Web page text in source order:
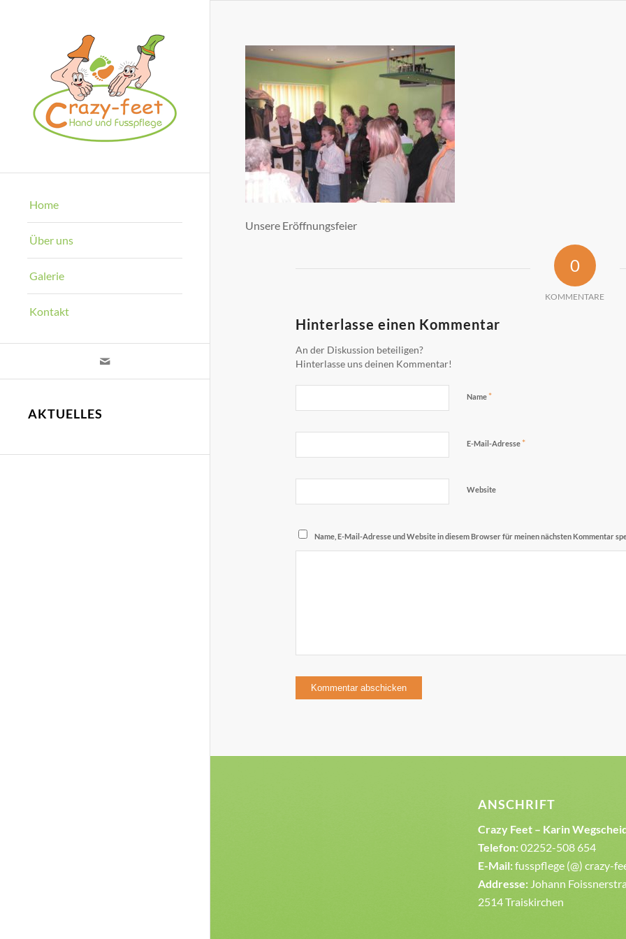
Home
Über uns
Galerie
Kontakt
AKTUELLES
Unsere Eröffnungsfeier
0
KOMMENTARE
Hinterlasse einen Kommentar
An der Diskussion beteiligen?
Hinterlasse uns deinen Kommentar!
Name *
E-Mail-Adresse *
Website
Name, E-Mail-Adresse und Website in diesem Browser für meinen nächsten Kommentar
ANSCHRIFT
Crazy Feet – Karin
Telefon:02252-508 654
E-Mail:fusspflege (@) crazy-
Addresse: Johann
2514 Traiskirchen